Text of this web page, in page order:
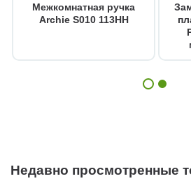
Межкомнатная ручка
Archie S010 113HH
Недавно просмотренные